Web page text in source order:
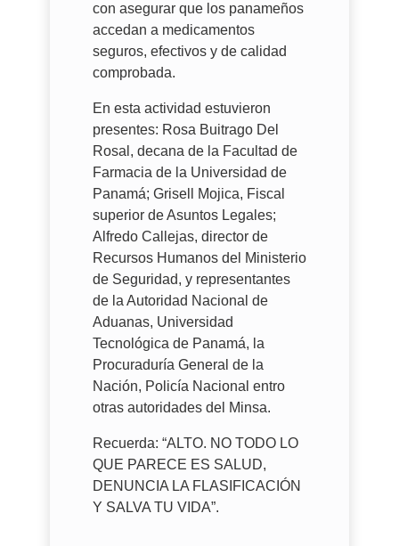
con asegurar que los panameños
accedan a medicamentos
seguros, efectivos y de calidad
comprobada.
En esta actividad estuvieron
presentes: Rosa Buitrago Del
Rosal, decana de la Facultad de
Farmacia de la Universidad de
Panamá; Grisell Mojica, Fiscal
superior de Asuntos Legales;
Alfredo Callejas, director de
Recursos Humanos del Ministerio
de Seguridad, y representantes
de la Autoridad Nacional de
Aduanas, Universidad
Tecnológica de Panamá, la
Procuraduría General de la
Nación, Policía Nacional entro
otras autoridades del Minsa.
Recuerda: “ALTO. NO TODO LO
QUE PARECE ES SALUD,
DENUNCIA LA FLASIFICACIÓN
Y SALVA TU VIDA”.